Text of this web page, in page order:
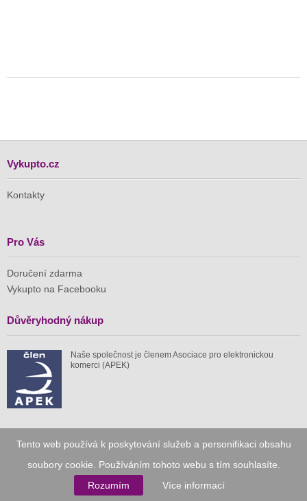
Tento web používá k poskytování služeb a personifikaci obsahu
soubory cookie. Používáním tohoto webu s tím souhlasíte.
Rozumím
Více informací
Vykupto.cz
Kontakty
Pro Vás
Doručení zdarma
Vykupto na Facebooku
Důvěryhodný nákup
Naše společnost je členem Asociace pro elektronickou
komerci (APEK)
Již od roku 2010
spuštěných nabídek